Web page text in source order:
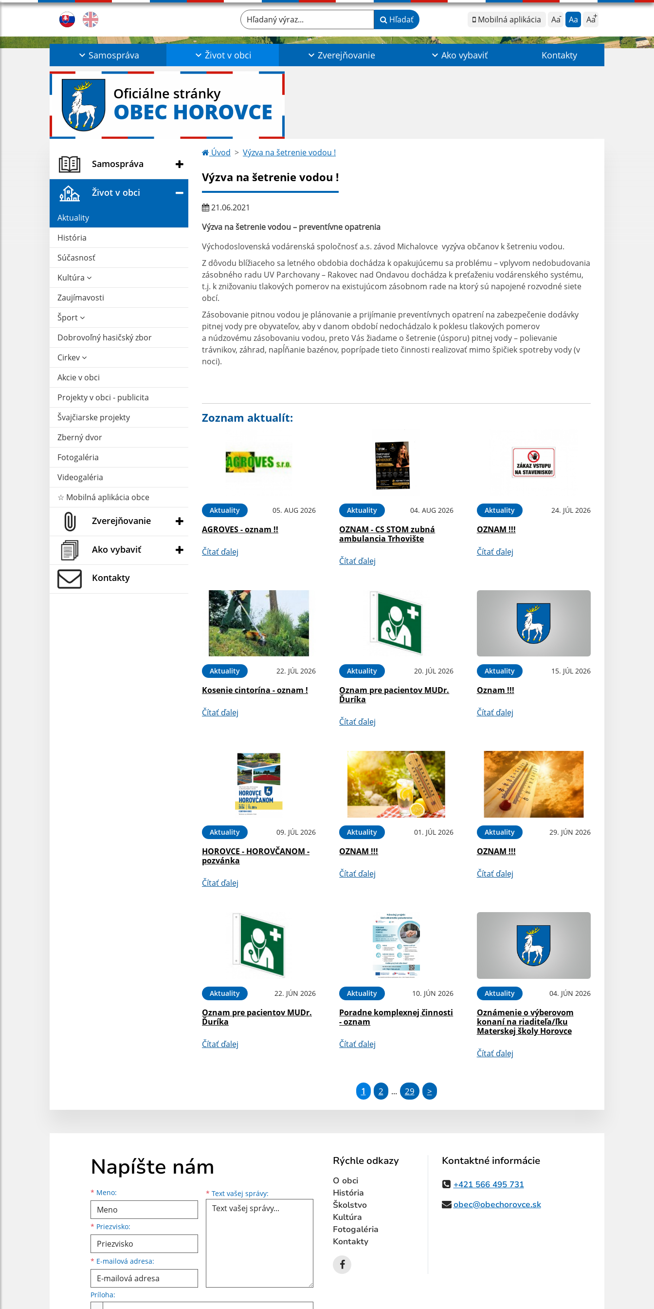
Mobilná aplikácia Aa Aa Aa
Hľadaný výraz... Hľadať
Samospráva Život v obci Zverejňovanie Ako vybaviť Kontakty
Oficiálne stránky
OBEC HOROVCE
Samospráva
Život v obci
Aktuality
História
Súčasnosť
Kultúra
Zaujímavosti
Šport
Dobrovoľný hasičský zbor
Cirkev
Akcie v obci
Projekty v obci - publicita
Švajčiarske projekty
Zberný dvor
Fotogaléria
Videogaléria
☆ Mobilná aplikácia obce
Zverejňovanie
Ako vybaviť
Kontakty
Úvod Výzva na šetrenie vodou !
Výzva na šetrenie vodou !
21.06.2021
Výzva na šetrenie vodou – preventívne opatrenia
Východoslovenská vodárenská spoločnosť a.s. závod Michalovce vyzýva občanov k šetreniu vodou.
Z dôvodu blížiaceho sa letného obdobia dochádza k opakujúcemu sa problému – vplyvom nedobudovania
zásobného radu UV Parchovany – Rakovec nad Ondavou dochádza k preťaženiu vodárenského systému,
t.j. k znižovaniu tlakových pomerov na existujúcom zásobnom rade na ktorý sú napojené rozvodné siete
obcí.
Zásobovanie pitnou vodou je plánovanie a prijímanie preventívnych opatrení na zabezpečenie dodávky
pitnej vody pre obyvateľov, aby v danom období nedochádzalo k poklesu tlakových pomerov
a núdzovému zásobovaniu vodou, preto Vás žiadame o šetrenie (úsporu) pitnej vody – polievanie
trávnikov, záhrad, napĺňanie bazénov, poprípade tieto činnosti realizovať mimo špičiek spotreby vody (v
noci).
Zoznam aktualít:
Aktuality 05. AUG 2026
AGROVES - oznam !!
Čítať ďalej
Aktuality 04. AUG 2026
OZNAM - CS STOM zubná
ambulancia Trhovište
Čítať ďalej
Aktuality 24. JÚL 2026
OZNAM !!!
Čítať ďalej
Aktuality 22. JÚL 2026
Kosenie cintorína - oznam !
Čítať ďalej
Aktuality 20. JÚL 2026
Oznam pre pacientov MUDr.
Ďuríka
Čítať ďalej
Aktuality 15. JÚL 2026
Oznam !!!
Čítať ďalej
Aktuality 09. JÚL 2026
HOROVCE - HOROVČANOM -
pozvánka
Čítať ďalej
Aktuality 01. JÚL 2026
OZNAM !!!
Čítať ďalej
Aktuality 29. JÚN 2026
OZNAM !!!
Čítať ďalej
Aktuality 22. JÚN 2026
Oznam pre pacientov MUDr.
Ďuríka
Čítať ďalej
Aktuality 10. JÚN 2026
Poradne komplexnej činnosti
- oznam
Čítať ďalej
Aktuality 04. JÚN 2026
Oznámenie o výberovom
konaní na riaditeľa/ľku
Materskej školy Horovce
Čítať ďalej
1 2 ... 29 >
Napíšte nám
* Meno:
Meno
* Priezvisko:
Priezvisko
* E-mailová adresa:
E-mailová adresa * Text vašej správy: Text vašej správy...
Príloha:
Rýchle odkazy
O obci
História
Školstvo
Kultúra
Fotogaléria
Kontakty
Kontaktné informácie
+421 566 495 731
obec@obechorovce.sk